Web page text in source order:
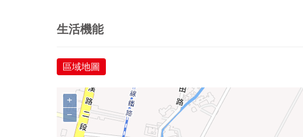
生活機能
區域地圖
+
−